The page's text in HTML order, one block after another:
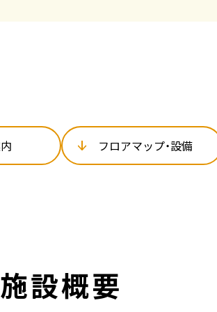
フロアマップ・設備
施設概要